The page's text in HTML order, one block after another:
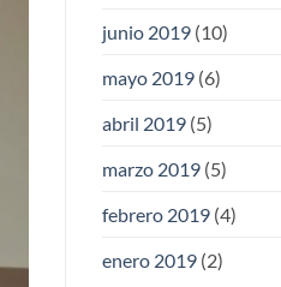
junio 2019(10)
mayo 2019(6)
abril 2019(5)
marzo 2019(5)
febrero 2019(4)
enero 2019(2)